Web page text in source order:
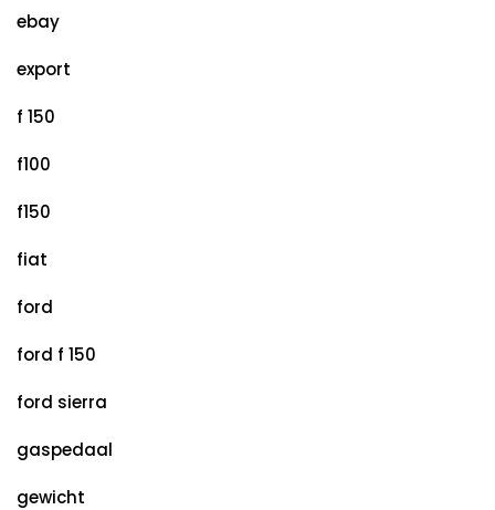
ebay
export
f 150
f100
f150
fiat
ford
ford f 150
ford sierra
gaspedaal
gewicht